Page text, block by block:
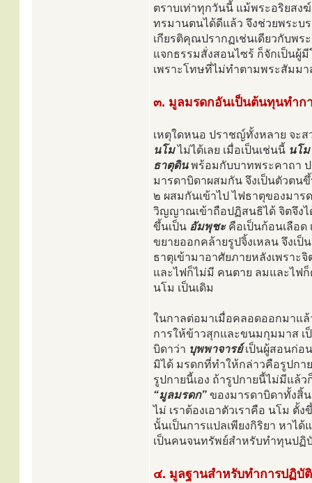
ตราบเท่าทุกวันนี้ แม้พระอริยสง
ทรมานตนได้ดีแล้ว จึงช่วยพระบ
เกียรติคุณปรากฏเช่นเดียวกับพ
แจกธรรมสั่งสอนไซร้ ก็จักเป็นผู้
เพราะโทษที่ไม่ทำตามพระสัมม
๓. มูลมรดกอันเป็นต้นทุนทำก
เหตุใดหนอ ปราชญ์ทั้งหลาย จะ
นโมไม่ได้เลย เมื่อเป็นเช่นนี้ นโม
ธาตุดินพร้อมกับบาทพระคาถา
มารดาบิดาผสมกัน จึงเป็นตัวตน
๒ ผสมกันเข้าไป ไฟธาตุของมาร
วิญญาณเข้าถือปฏิสนธิได้ จิตจึง
ขึ้นเป็น อัมพุชะคือเป็นก้อนเลือด
ขยายออกคล้ายรูปจิ้งเหลน จึงเ
ธาตุเข้ามาอาศัยภายหลังเพราะ
และไฟก็ไม่มี คนตาย ลมและไฟ
นโม เป็นเดิม
ในกาลต่อมาเมื่อคลอดออกมาแ
การให้ข้าวสุกและขนมกุมมาส เ
บิดาว่า บุพพาจารย์เป็นผู้สอนก่อ
มิได้ มรดกที่ทำให้กล่าวคือรูปกา
รูปกายนี้เอง ถ้ารูปกายนี้ไม่มีแล้ว
“มูลมรดก” ของมารดาบิดาทั้งสิ้
ไม่ เราต้องเอาตัวเราคือ นโม
นั้นเป็นการแปลเพียงกิริยา หาไ
เป็นคนจนทรัพย์สำหรับทำทุนปฏิ
๔. มูลฐานสำหรับทำการปฏิบัติ